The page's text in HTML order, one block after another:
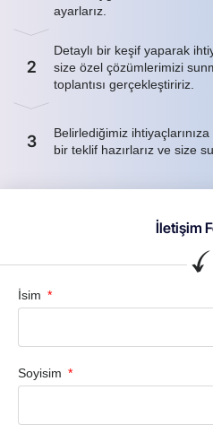
ayarlarız.
2
Detaylı bir keşif yaparak
size özel çözümlerimizi
toplantısı gerçekleştiririz.
3
Belirlediğimiz
bir teklif hazırlarız ve size
İletişim
İsim
Soyisim